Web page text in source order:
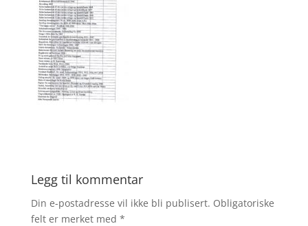
Legg til kommentar
Din e-postadresse vil ikke bli publisert. Obligatoriske
felt er merket med *